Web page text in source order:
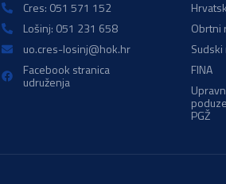
Cres: 051 571 152
Lošinj: 051 231 658
uo.cres-losinj@hok.hr
Facebook stranica
udruženja
Obrtni
FINA
PGŽ